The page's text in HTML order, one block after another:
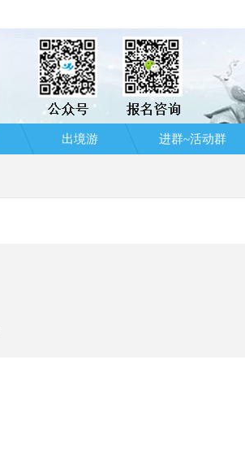
出境游 进群~活动群